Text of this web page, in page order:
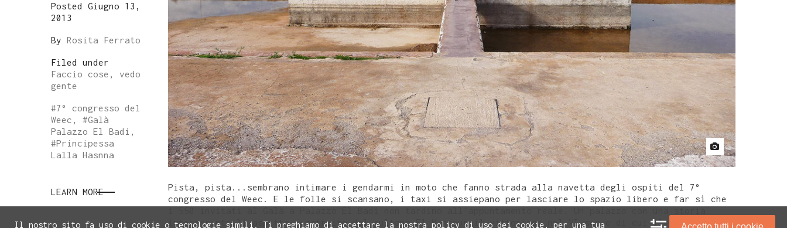
Posted Giugno 13,
2013
By Rosita Ferrato
Filed under
Faccio cose, vedo
gente
#7° congresso del
Weec , #Galà
Palazzo El Badi ,
#Principessa
Lalla Hasnna
LEARN MORE
Pista, pista...sembrano intimare i gendarmi in moto che fanno strada alla navetta degli ospiti del 7°
congresso del Weec. E le folle si scansano, i taxi si assiepano per lasciare lo spazio libero e far sì che
interessante li aspetta, costruito dal sultano El Mansour il vittorioso nel VI sec e di cui il giullare del
Il nostro sito fa uso di cookie o tecnologie simili. Ti preghiamo di accettare la nostra policy di uso dei cookie, per una tua